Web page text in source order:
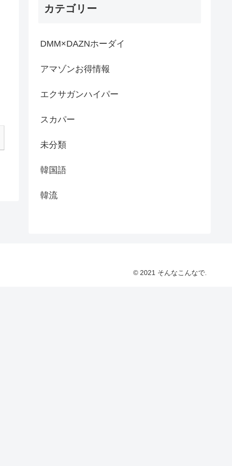
カテゴリー
DMM×DAZNホーダイ
アマゾンお得情報
エクサガンハイパー
スカパー
未分類
韓国語
韓流
© 2021 そんなこんなで.